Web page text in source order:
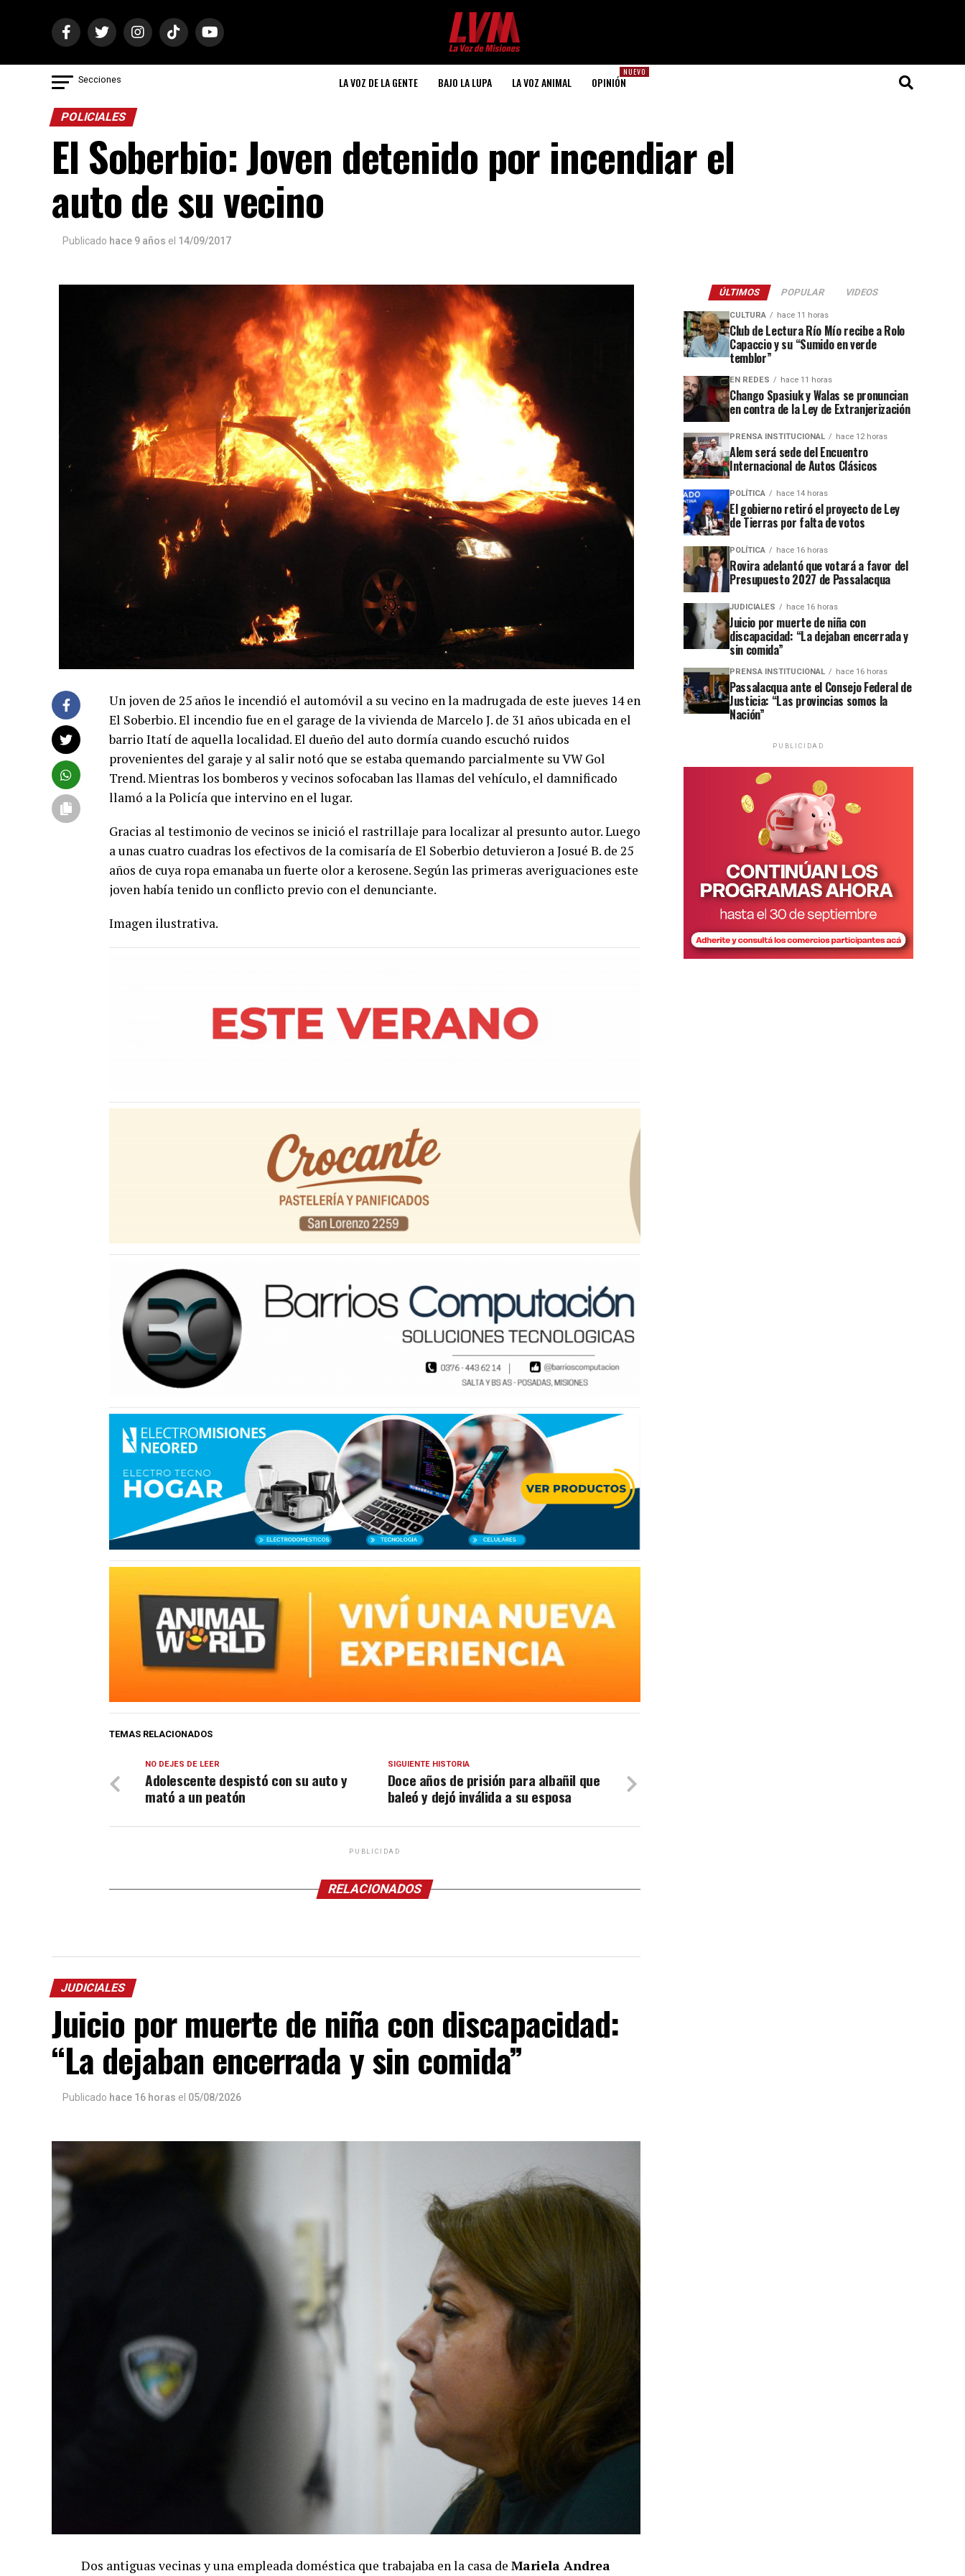
Secciones LA VOZ DE LA GENTE BAJO LA LUPA LA VOZ ANIMAL
NUEVO
OPINIÓN
POLICIALES
El Soberbio: Joven detenido por incendiar el
auto de su vecino
Publicado hace 9 años el 14/09/2017
Un joven de 25 años le incendió el automóvil a su vecino en la madrugada de este jueves 14 en
El Soberbio. El incendio fue en el garage de la vivienda de Marcelo J. de 31 años ubicada en el
barrio Itatí de aquella localidad. El dueño del auto dormía cuando escuchó ruidos
provenientes del garaje y al salir notó que se estaba quemando parcialmente su VW Gol
Trend. Mientras los bomberos y vecinos sofocaban las llamas del vehículo, el damnificado
llamó a la Policía que intervino en el lugar.
Gracias al testimonio de vecinos se inició el rastrillaje para localizar al presunto autor. Luego
a unas cuatro cuadras los efectivos de la comisaría de El Soberbio detuvieron a Josué B. de 25
años de cuya ropa emanaba un fuerte olor a kerosene. Según las primeras averiguaciones este
joven había tenido un conflicto previo con el denunciante.
Imagen ilustrativa.
TEMAS RELACIONADOS
SIGUIENTE HISTORIA
Doce años de prisión para albañil que
baleó y dejó inválida a su esposa
NO DEJES DE LEER
Adolescente despistó con su auto y
mató a un peatón
PUBLICIDAD
RELACIONADOS
JUDICIALES
Juicio por muerte de niña con discapacidad:
“La dejaban encerrada y sin comida”
Publicado hace 16 horas el 05/08/2026
Dos antiguas vecinas y una empleada doméstica que trabajaba en la casa de Mariela Andrea
ÚLTIMOS POPULAR VIDEOS
CULTURA hace 11 horas
Club de Lectura Río Mío recibe a Rolo
Capaccio y su “Sumido en verde
temblor”
EN REDES hace 11 horas
Chango Spasiuk y Walas se pronuncian
en contra de la Ley de Extranjerización
PRENSA INSTITUCIONAL hace 12 horas
Alem será sede del Encuentro
Internacional de Autos Clásicos
POLÍTICA hace 14 horas
El gobierno retiró el proyecto de Ley
de Tierras por falta de votos
POLÍTICA hace 16 horas
Rovira adelantó que votará a favor del
Presupuesto 2027 de Passalacqua
JUDICIALES hace 16 horas
Juicio por muerte de niña con
discapacidad: “La dejaban encerrada y
sin comida”
PRENSA INSTITUCIONAL hace 16 horas
Passalacqua ante el Consejo Federal de
Justicia: “Las provincias somos la
Nación”
PUBLICIDAD